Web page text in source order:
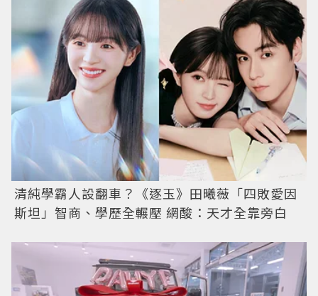
清純學霸人設翻車？《逐玉》田曦薇「四敗愛因
斯坦」智商、學歷全輾壓 網酸：天才全靠旁白